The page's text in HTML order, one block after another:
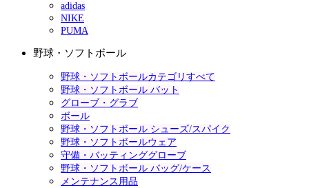
adidas
NIKE
PUMA
野球・ソフトボール
野球・ソフトボールカテゴリすべて
野球・ソフトボール バット
グローブ・グラブ
ボール
野球・ソフトボール シューズ/スパイク
野球・ソフトボールウェア
守備・バッティンググローブ
野球・ソフトボール バッグ/ケース
メンテナンス用品